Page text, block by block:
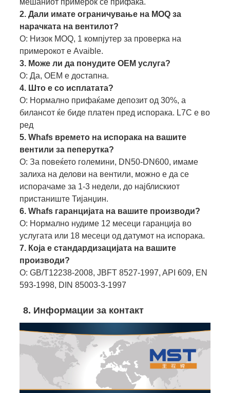
2. Дали имате ограничување на MOQ за
нарачката на вентилот?
О: Низок MOQ, 1 компјутер за проверка на
примерокот е Avaible.
3. Може ли да понудите OEM услуга?
О: Да, ОЕМ е достапна.
4. Што е со исплатата?
О: Нормално прифаќаме депозит од 30%, а
билансот ќе биде платен пред испорака. L7C е во
ред
5. Whafs времето на испорака на вашите
вентили за пеперутка?
О: За повеќето големини, DN50-DN600, имаме
залиха на делови на вентили, можно е да се
испорачаме за 1-3 недели, до најблискиот
пристаниште Тијанџин.
6. Whafs гаранцијата на вашите производи?
О: Нормално нудиме 12 месеци гаранција во
услугата или 18 месеци од датумот на испорака.
7. Која е стандардизацијата на вашите
производи?
О: GB/T12238-2008, JBFT 8527-1997, API 609, EN
593-1998, DIN 85003-3-1997
8. Информации за контакт